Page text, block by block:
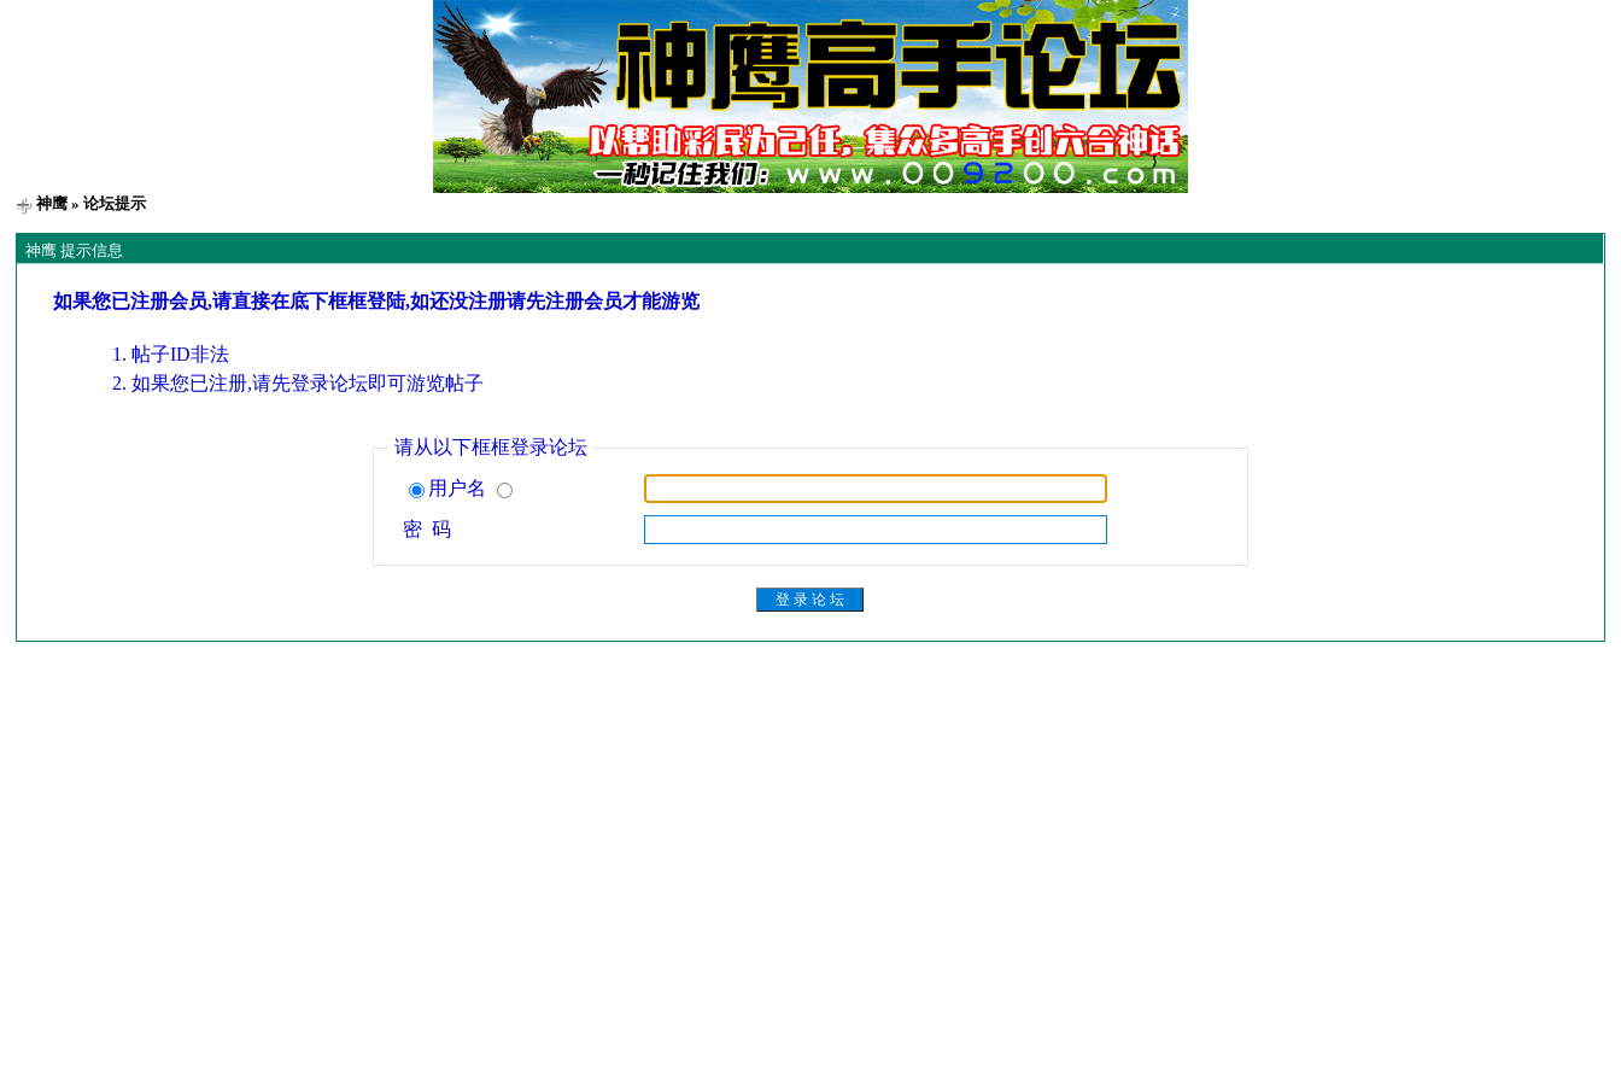
神鹰 » 论坛提示
神鹰 提示信息
如果您已注册会员,请直接在底下框框登陆,如还没注册请先注册会员才能游览
帖子ID非法
如果您已注册,请先登录论坛即可游览帖子
请从以下框框登录论坛
用户名
密 码